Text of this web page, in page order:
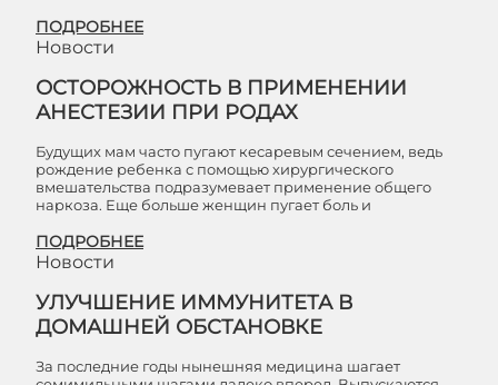
ПОДРОБНЕЕ
Новости
ОСТОРОЖНОСТЬ В ПРИМЕНЕНИИ
АНЕСТЕЗИИ ПРИ РОДАХ
Будущих мам часто пугают кесаревым сечением, ведь
рождение ребенка с помощью хирургического
вмешательства подразумевает применение общего
наркоза. Еще больше женщин пугает боль и
ПОДРОБНЕЕ
Новости
УЛУЧШЕНИЕ ИММУНИТЕТА В
ДОМАШНЕЙ ОБСТАНОВКЕ
За последние годы нынешняя медицина шагает